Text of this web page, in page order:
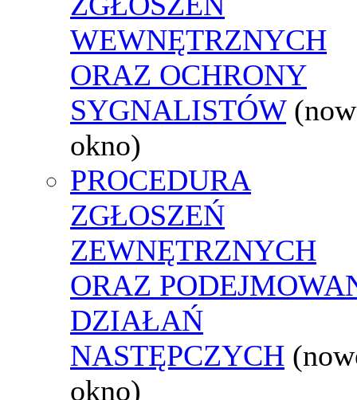
WEWNĘTRZNYCH
ORAZ OCHRONY
SYGNALISTÓW
okno)
PROCEDURA
ZGŁOSZEŃ
ZEWNĘTRZNYCH
ORAZ
DZIAŁAŃ
NASTĘPCZYCH
okno)